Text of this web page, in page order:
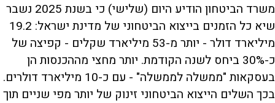
משרד הביטחון הודיע היום (שלישי) כי בשנת 2025 נשבר
שיא כל הזמנים בייצוא הביטחוני של מדינת ישראל: 19.2
מיליארד דולר - יותר מ-53 מיליארד שקלים - קפיצה של
כ-30% ביחס לשנה הקודמת. יותר מחצי מההכנסות הן
בעסקאות "ממשלה לממשלה" - עם כ-10 מיליארד דולרים.
בכך השלים הייצוא הביטחוני זינוק של יותר מפי שניים תוך